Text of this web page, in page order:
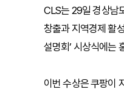
CLS는 29일 경상남
창출과 지역경제 활
설명회’ 시상식에는
이번 수상은 쿠팡이